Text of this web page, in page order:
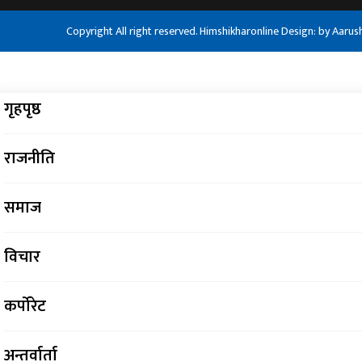
Copyright All right reserved. Himshikharonline Design: by
गृहपृष्ठ
राजनीति
समाज
विचार
कर्पोरेट
अन्तर्वार्ता